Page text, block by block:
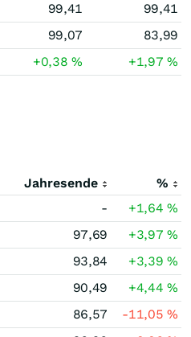
99,41
99,41
99,07
83,99
+0,38% +1,97%
Jahresende
%
- +1,64%
97,69 +3,97%
93,84 +3,39%
90,49 +4,44%
86,57 -11,05%